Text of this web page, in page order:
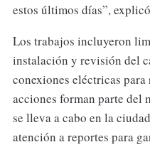
estos últimos días”,
Los trabajos incluyeron
instalación y revisión del
conexiones eléctricas
acciones forman parte del
se lleva a cabo en la
atención a reportes para